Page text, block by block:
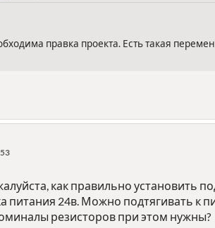
правка проекта. Есть такая
как правильно установить
питания 24в. Можно подтягивать
резисторов при этом нужны?